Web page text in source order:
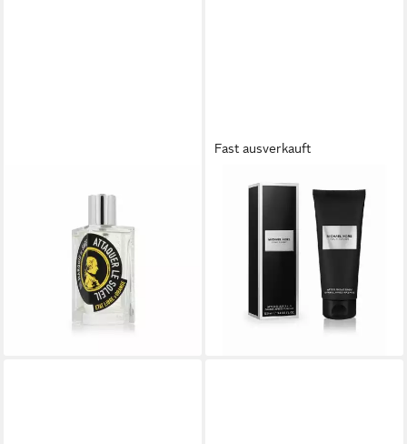
Sade Attaquer Le Soleil Eau
De Parfum Spray (Unisex)
(1.149,30 €/ 1 l)
lieferbar - in 8-10 Werktagen bei
Fast ausverkauft
MICHAEL KORS
After-Shave Pour Homme -
balzám po holení - Volumen:
lieferbar - in 8-10 Werktagen bei